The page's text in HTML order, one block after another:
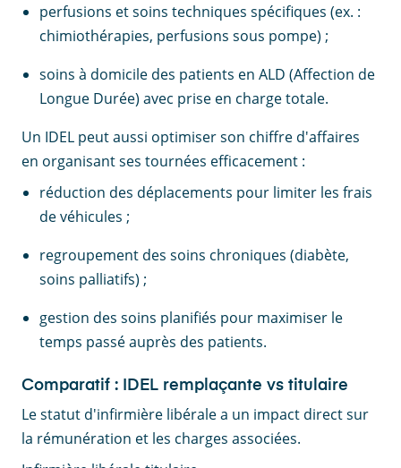
perfusions et soins techniques spécifiques (ex. :
chimiothérapies, perfusions sous pompe) ;
soins à domicile des patients en ALD (Affection de
Longue Durée) avec prise en charge totale.
Un IDEL peut aussi optimiser son chiffre d'affaires
en organisant ses tournées efficacement :
réduction des déplacements pour limiter les frais
de véhicules ;
regroupement des soins chroniques (diabète,
soins palliatifs) ;
gestion des soins planifiés pour maximiser le
temps passé auprès des patients.
Comparatif : IDEL remplaçante vs titulaire
Le statut d'infirmière libérale a un impact direct sur
la rémunération et les charges associées.